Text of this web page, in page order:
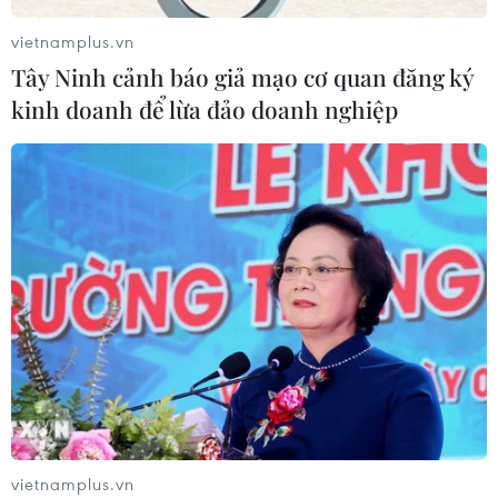
Sơn La hỗ trợ người dân di dời khỏi
nơi nguy hiểm do mưa lũ
06/08/2026 02:50
Xem thêm
CƠ QUAN CHỦ QUẢN: THÔNG TẤN XÃ VIỆT NAM
Tổng Biên tập: TRẦN TIẾN DUẨN
Phó Tổng Biên tập: NGUYỄN THỊ TÁM, KHÚC THANH
vietnamplus.vn
Tây Ninh cảnh báo giả mạo cơ quan đăng ký
kinh doanh để lừa đảo doanh nghiệp
vietnamplus.vn